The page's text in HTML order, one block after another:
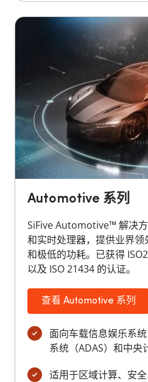
Automotive 系列
SiFive Automotive™ 解决
和实时处理器，提供业界
和极低的功耗。已获得
以及 ISO 21434 的认证。
查看 Automotive 系列
面向车载信息娱乐系
系统（ADAS）和中央
适用于区域计算、安